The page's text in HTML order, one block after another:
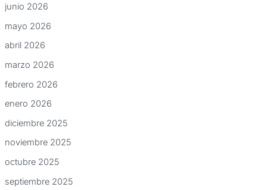
junio 2026
mayo 2026
abril 2026
marzo 2026
febrero 2026
enero 2026
diciembre 2025
noviembre 2025
octubre 2025
septiembre 2025